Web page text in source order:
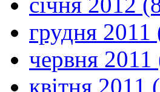
грудня 2011
червня 2011
квітня 2011